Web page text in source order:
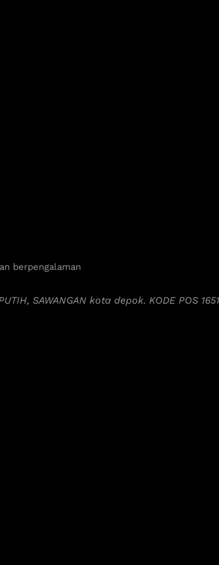
berpengalaman
SAWANGAN kota depok. KODE POS